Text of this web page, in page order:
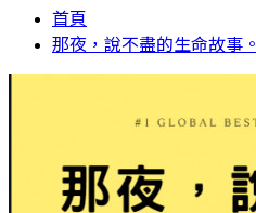
首頁
那夜，說不盡的生命故事。